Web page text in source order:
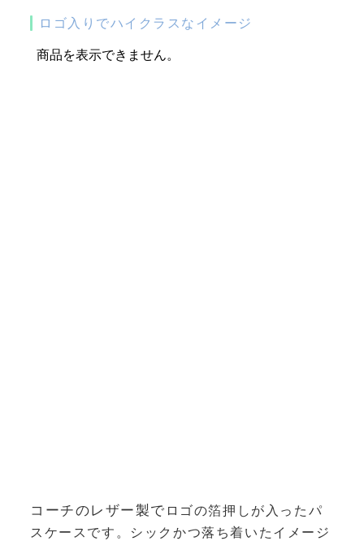
ロゴ入りでハイクラスなイメージ
コーチのレザー製で ロゴの箔押しが入ったパ
スケースです。シックかつ落ち着いたイメージ